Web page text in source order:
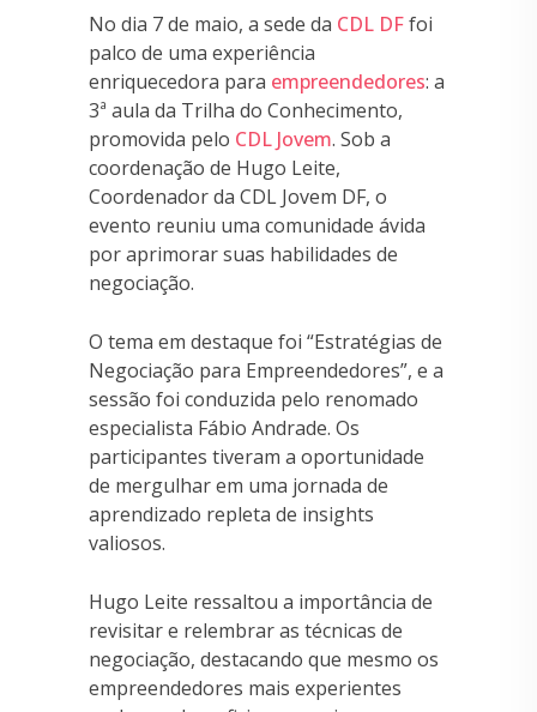
No dia 7 de maio, a sede da CDL DFfoi
palco de uma experiência
enriquecedora para empreendedores: a
3ª aula da Trilha do Conhecimento,
promovida pelo CDL Jovem. Sob a
coordenação de Hugo Leite,
Coordenador da CDL Jovem DF, o
evento reuniu uma comunidade ávida
por aprimorar suas habilidades de
negociação.
O tema em destaque foi “Estratégias de
Negociação para Empreendedores”, e a
sessão foi conduzida pelo renomado
especialista Fábio Andrade. Os
participantes tiveram a oportunidade
de mergulhar em uma jornada de
aprendizado repleta de insights
valiosos.
Hugo Leite ressaltou a importância de
revisitar e relembrar as técnicas de
negociação, destacando que mesmo os
empreendedores mais experientes